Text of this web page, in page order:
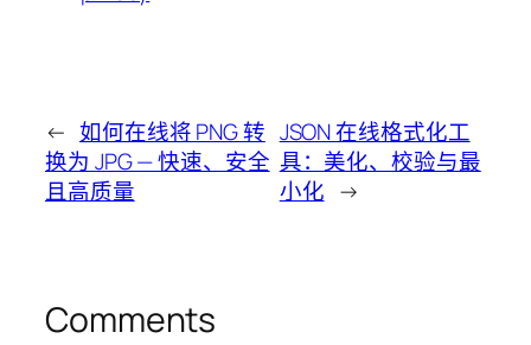
← 如何在线将 PNG 转
换为 JPG — 快速、安全
且高质量
JSON 在线格式化工
具：美化、校验与最
小化 →
Comments